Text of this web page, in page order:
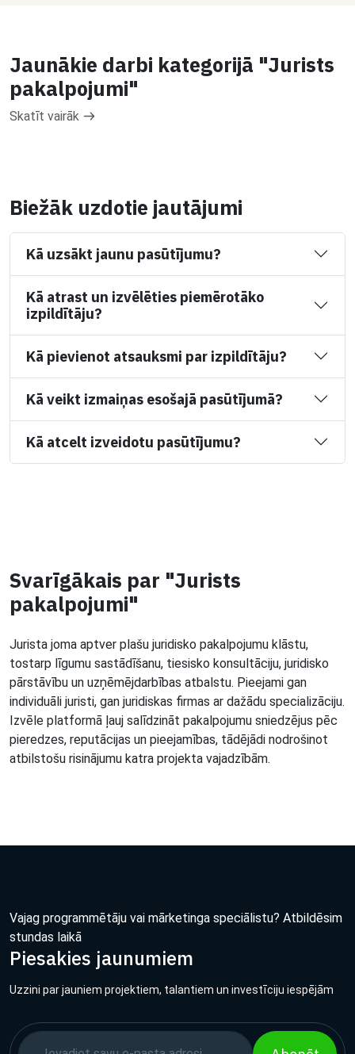
Jaunākie darbi kategorijā "Jurists
pakalpojumi"
Skatīt vairāk
Biežāk uzdotie jautājumi
Kā uzsākt jaunu pasūtījumu?
Kā atrast un izvēlēties piemērotāko
izpildītāju?
Kā pievienot atsauksmi par izpildītāju?
Kā veikt izmaiņas esošajā pasūtījumā?
Kā atcelt izveidotu pasūtījumu?
Svarīgākais par "Jurists
pakalpojumi"
Jurista joma aptver plašu juridisko pakalpojumu klāstu,
tostarp līgumu sastādīšanu, tiesisko konsultāciju, juridisko
pārstāvību un uzņēmējdarbības atbalstu. Pieejami gan
individuāli juristi, gan juridiskas firmas ar dažādu specializāciju.
Izvēle platformā ļauj salīdzināt pakalpojumu sniedzējus pēc
pieredzes, reputācijas un pieejamības, tādējādi nodrošinot
atbilstošu risinājumu katra projekta vajadzībām.
Vajag programmētāju vai mārketinga speciālistu? Atbildēsim
stundas laikā
Piesakies jaunumiem
Uzzini par jauniem projektiem, talantiem un investīciju iespējām